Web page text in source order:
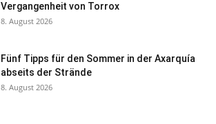
Vergangenheit von Torrox
8. August 2026
Fünf Tipps für den Sommer in der Axarquía
abseits der Strände
8. August 2026